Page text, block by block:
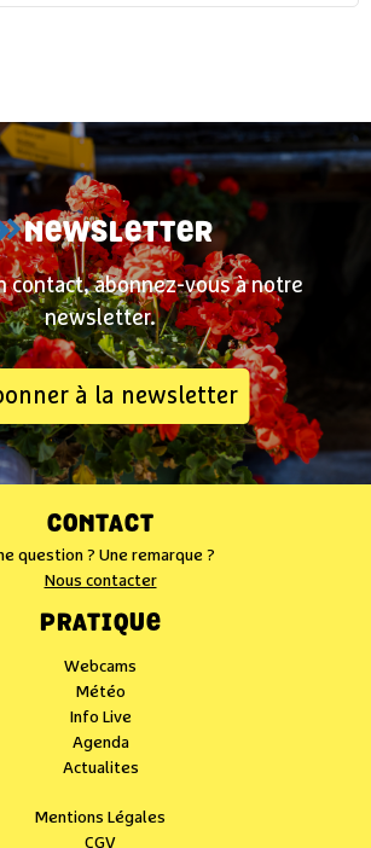
NEWSLETTER
contact, abonnez-vous à notre
newsletter.
à la newsletter
CONTACT
question ? Une remarque ?
Nous contacter
PRATIQUE
Webcams
Météo
Info Live
Agenda
Actualites
Mentions Légales
CGV